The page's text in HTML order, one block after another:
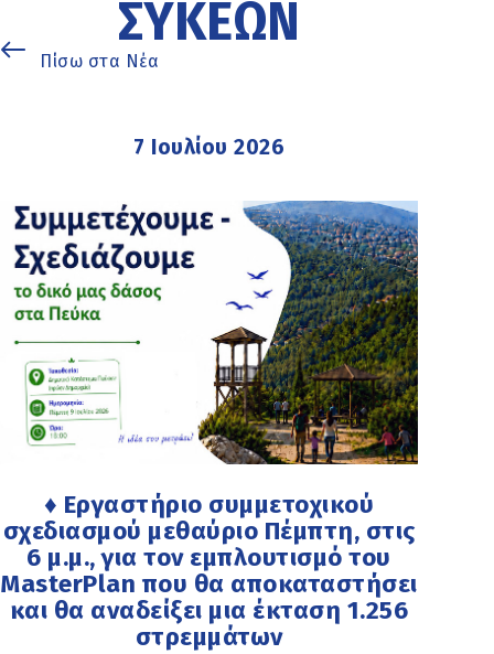
ΣΥΚΕΏΝ
Πίσω στα Νέα
7 Ιουλίου 2026
♦ Εργαστήριο συμμετοχικού
σχεδιασμού μεθαύριο Πέμπτη, στις
6 μ.μ., για τον εμπλουτισμό του
MasterPlan που θα αποκαταστήσει
και θα αναδείξει μια έκταση 1.256
στρεμμάτων